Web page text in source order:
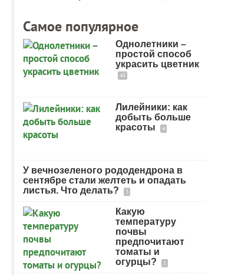
Самое популярное
Однолетники –
простой способ
украсить цветник
45
Лилейники: как
добыть больше
красоты
4
У вечнозеленого рододендрона в
сентябре стали желтеть и опадать
листья. Что делать?
3
Какую
температуру
почвы
предпочитают
томаты и
огурцы?
1